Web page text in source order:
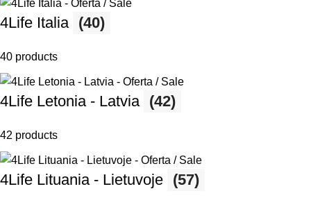
4Life Italia (40)
40 products
4Life Letonia - Latvia (42)
42 products
4Life Lituania - Lietuvoje (57)